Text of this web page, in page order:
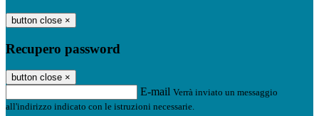
button close ×
Recupero password
button close ×
E-mail Verrà inviato un messaggio
all'indirizzo indicato con le istruzioni necessarie.